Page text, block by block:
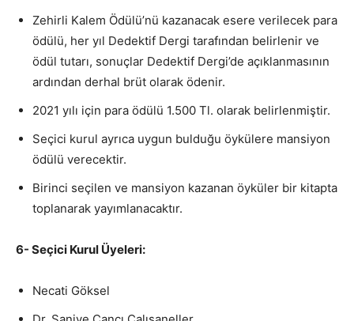
Zehirli Kalem Ödülü’nü kazanacak esere verilecek para
ödülü, her yıl Dedektif Dergi tarafından belirlenir ve
ödül tutarı, sonuçlar Dedektif Dergi’de açıklanmasının
ardından derhal brüt olarak ödenir.
2021 yılı için para ödülü 1.500 Tl. olarak belirlenmiştir.
Seçici kurul ayrıca uygun bulduğu öykülere mansiyon
ödülü verecektir.
Birinci seçilen ve mansiyon kazanan öyküler bir kitapta
toplanarak yayımlanacaktır.
6- Seçici Kurul Üyeleri:
Necati Göksel